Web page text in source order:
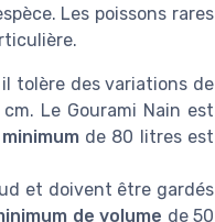
Les poissons rares
tolère des variations de
Le Gourami Nain est
minimumde 80 litres est
et doivent être gardés
de volume de 50